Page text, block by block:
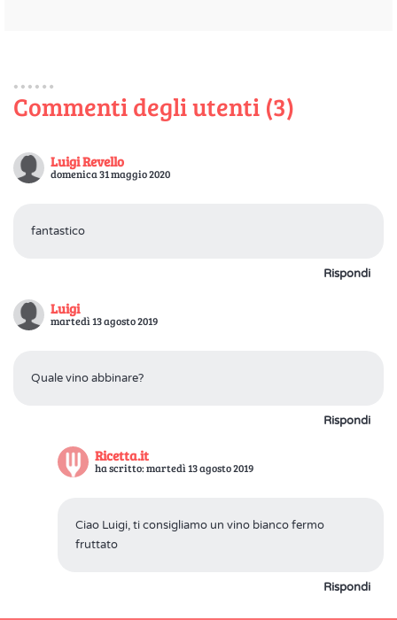
Commenti degli utenti (3)
Luigi Revello
domenica 31 maggio 2020
fantastico
Rispondi
Luigi
martedì 13 agosto 2019
Quale vino abbinare?
Rispondi
Ricetta.it
ha scritto: martedì 13 agosto 2019
Ciao Luigi, ti consigliamo un vino bianco fermo
fruttato
Rispondi